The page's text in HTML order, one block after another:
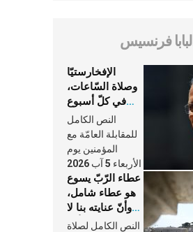
البابا فرنسيس
الإفخارستيّا
وصلاة السّاعات،
في كلّ أسبوع
وكلّ يوم، هما
النَّفَس في حياة
الكنيسة
النص الكامل
للمقابلة العامّة مع
المؤمنين يوم
الأربعاء 5 آب 2026
عطاء الرّبّ يسوع
هو عطاء شامل،
وأنّ عنايته بنا لا
تغيب عنّا أبدًا
النص الكامل لصلاة